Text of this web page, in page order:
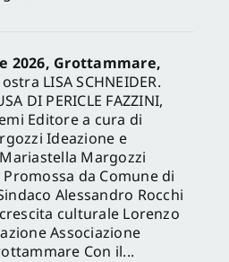
2026, Grottammare,
LISA SCHNEIDER.
DI PERICLE FAZZINI,
Editore a cura di
Ideazione e
Margozzi
da Comune di
Alessandro Rocchi
culturale Lorenzo
Associazione
Con il...